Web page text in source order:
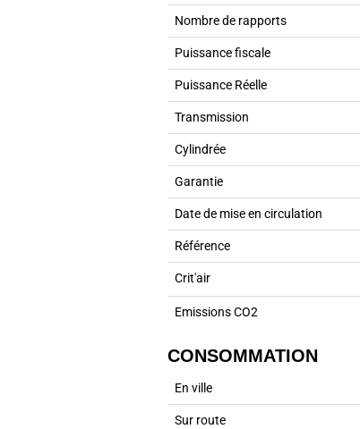
Nombre de rapports
Puissance fiscale
Puissance Réelle
Transmission
Cylindrée
Garantie
Date de mise en circulation
Référence
Crit'air
Emissions CO2
CONSOMMATION
En ville
Sur route